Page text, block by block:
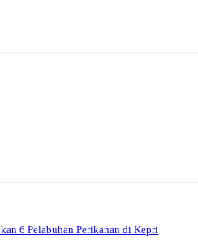
6 Pelabuhan Perikanan di Kepri